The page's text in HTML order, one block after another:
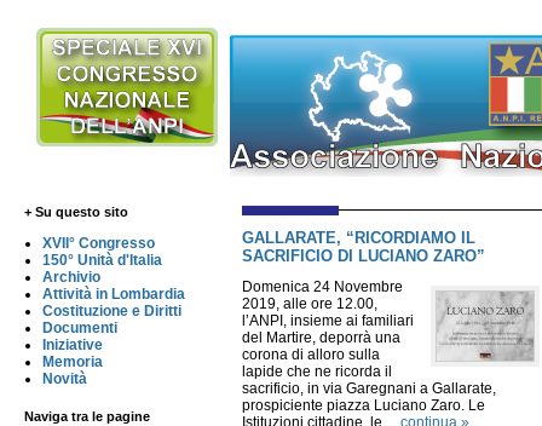
+ Su questo sito
XVII° Congresso
150° Unità d'Italia
Archivio
Attività in Lombardia
Costituzione e Diritti
Documenti
Iniziative
Memoria
Novità
Naviga tra le pagine
GALLARATE, “RICORDIAMO IL
SACRIFICIO DI LUCIANO ZARO”
Domenica 24 Novembre
2019, alle ore 12.00,
l’ANPI, insieme ai familiari
del Martire, deporrà una
corona di alloro sulla
lapide che ne ricorda il
sacrificio, in via Garegnani a Gallarate,
prospiciente piazza Luciano Zaro. Le
Istituzioni cittadine, le… continua »